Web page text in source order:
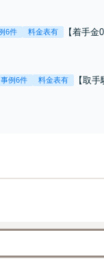
6件 料金表有
【着手金
績多数あ
ピード解
事例6件 料金表有
【取
談で悩
応可【